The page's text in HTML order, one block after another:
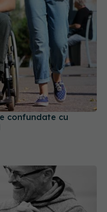
confundate cu